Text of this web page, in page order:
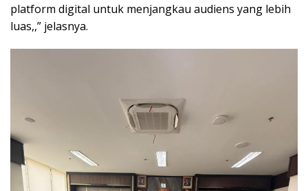
platform digital untuk menjangkau audiens yang lebih
luas,,” jelasnya.